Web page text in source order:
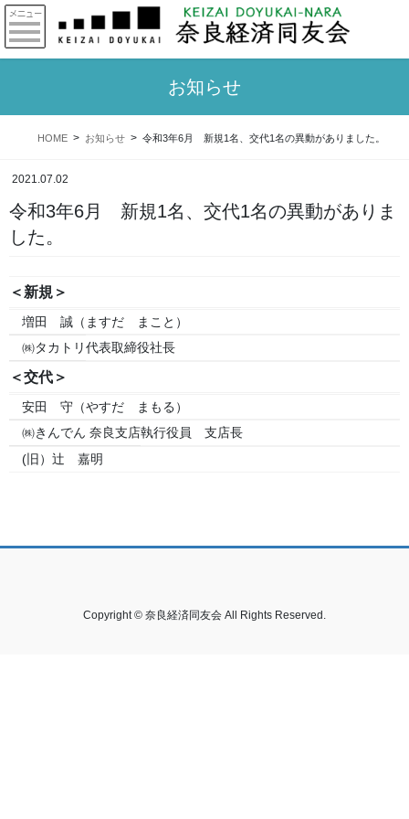
お知らせ
HOME お知らせ 令和3年6月 新規1名、交代1名の異動がありました。
2021.07.02
令和3年6月 新規1名、交代1名の異動がありま
した。
＜新規＞
増田 誠（ますだ まこと）
㈱タカトリ代表取締役社長
＜交代＞
安田 守（やすだ まもる）
㈱きんでん 奈良支店執行役員 支店長
(旧）辻 嘉明
Copyright © 奈良経済同友会 All Rights Reserved.